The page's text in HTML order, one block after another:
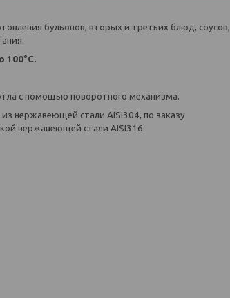
бульонов, вторых и третьих блюд, соусов,
100°C.
с помощью поворотного механизма.
нержавеющей стали AISI304, по заказу
нержавеющей стали AISI316.